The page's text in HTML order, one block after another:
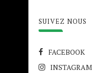
SUIVEZ NOUS
FACEBOOK
INSTAGRAM